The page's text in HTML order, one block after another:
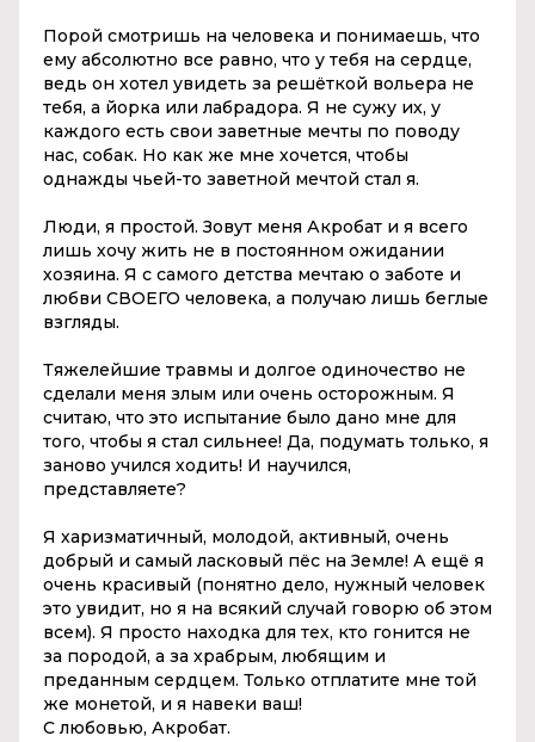
Порой смотришь на человека и понимаешь, что
ему абсолютно все равно, что у тебя на сердце,
ведь он хотел увидеть за решёткой вольера не
тебя, а йорка или лабрадора. Я не сужу их, у
каждого есть свои заветные мечты по поводу
нас, собак. Но как же мне хочется, чтобы
однажды чьей-то заветной мечтой стал я.
Люди, я простой. Зовут меня Акробат и я всего
лишь хочу жить не в постоянном ожидании
хозяина. Я с самого детства мечтаю о заботе и
любви СВОЕГО человека, а получаю лишь беглые
взгляды.
Тяжелейшие травмы и долгое одиночество не
сделали меня злым или очень осторожным. Я
считаю, что это испытание было дано мне для
того, чтобы я стал сильнее! Да, подумать только, я
заново учился ходить! И научился,
представляете?
Я харизматичный, молодой, активный, очень
добрый и самый ласковый пёс на Земле! А ещё я
очень красивый (понятно дело, нужный человек
это увидит, но я на всякий случай говорю об этом
всем). Я просто находка для тех, кто гонится не
за породой, а за храбрым, любящим и
преданным сердцем. Только отплатите мне той
же монетой, и я навеки ваш!
С любовью, Акробат.